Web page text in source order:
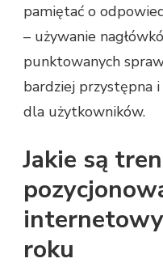
pamiętać o
– używanie
punktowanych
bardziej przystępna
dla użytkowników.
Jakie są
roku